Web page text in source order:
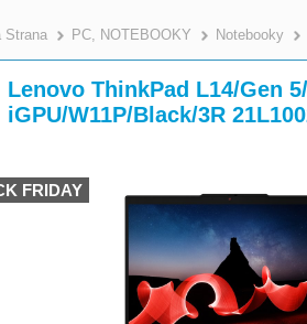
Strana >
PC, NOTEBOOKY Notebooky
Lenovo ThinkPad L14/Gen
iGPU/W11P/Black/3R
FRIDAY